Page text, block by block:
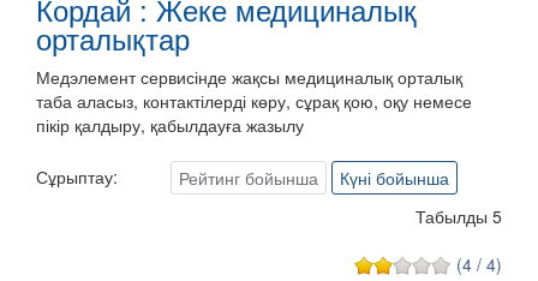
Кордай : Жеке медициналық
орталықтар
Медэлемент сервисінде жақсы медициналық орталық
таба аласыз, контактілерді көру, сұрақ қою, оқу немесе
пікір қалдыру, қабылдауға жазылу
Сұрыптау: Рейтинг бойынша
Күні бойынша
Табылды 5
(4 / 4)